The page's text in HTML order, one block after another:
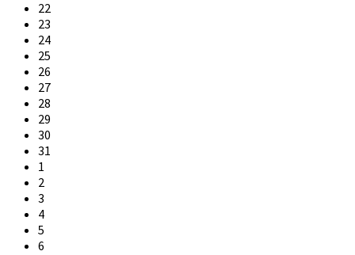
22
23
24
25
26
27
28
29
30
31
1
2
3
4
5
6